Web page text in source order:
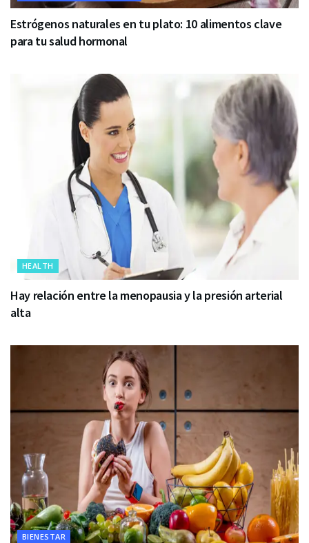
Estrógenos naturales en tu plato: 10 alimentos clave
para tu salud hormonal
HEALTH
Hay relación entre la menopausia y la presión arterial
alta
BIENESTAR